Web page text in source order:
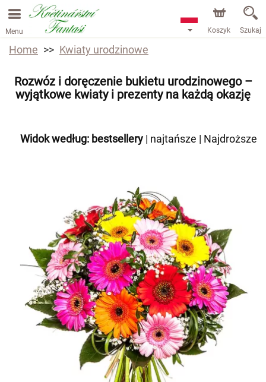
Menu Koszyk Szukaj
Home Kwiaty urodzinowe
Rozwóz i doręczenie bukietu urodzinowego –
wyjątkowe kwiaty i prezenty na każdą okazję
Widok według: bestsellery | najtańsze | Najdroższe